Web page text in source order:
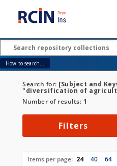
How to search...
Search for: [Subject and
"diversification of
Number of results: 1
Filters
Items per page: 24 40
64